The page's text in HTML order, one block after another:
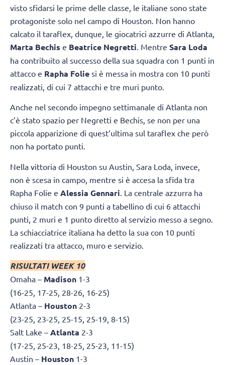
visto sfidarsi le prime delle classe, le italiane sono state
protagoniste solo nel campo di Houston. Non hanno
calcato il taraflex, dunque, le giocatrici azzurre di Atlanta,
Marta Bechis e Beatrice Negretti . Mentre Sara Loda
ha contribuito al successo della sua squadra con 1 punti in
attacco e Rapha Folie si è messa in mostra con 10 punti
realizzati, di cui 7 attacchi e tre muri punto.
Anche nel secondo impegno settimanale di Atlanta non
c’è stato spazio per Negretti e Bechis, se non per una
piccola apparizione di quest’ultima sul taraflex che però
non ha portato punti.
Nella vittoria di Houston su Austin, Sara Loda, invece,
non è scesa in campo, mentre si è accesa la sfida tra
Rapha Folie e Alessia Gennari . La centrale azzurra ha
chiuso il match con 9 punti a tabellino di cui 6 attacchi
punti, 2 muri e 1 punto diretto al servizio messo a segno.
La schiacciatrice italiana ha detto la sua con 10 punti
realizzati tra attacco, muro e servizio.
RISULTATI WEEK 10
Omaha – Madison 1-3
(16-25, 17-25, 28-26, 16-25)
Atlanta – Houston 2-3
(23-25, 23-25, 25-15, 25-19, 8-15)
Salt Lake – Atlanta 2-3
(17-25, 25-23, 18-25, 25-23, 11-15)
Austin – Houston 1-3